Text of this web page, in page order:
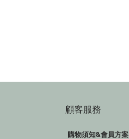
顧客服務
購物須知&會員方案